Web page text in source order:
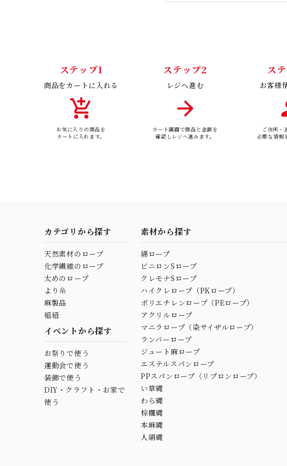
ステップ1
商品をカートに入れる
add_shopping_cart
お気に入りの商品を
カートに入れます。
ステップ2
レジへ進む
arrow_forward
カート画面で商品と金額を
確認しレジへ進みます。
ス
お客様
ご住所・
必要な情報
カテゴリから探す
天然素材のロープ
化学繊維のロープ
太めのロープ
より糸
麻製品
組紐
イベントから探す
お祭りで使う
運動会で使う
装飾で使う
DIY・クラフト・お家で
使う
素材から探す
綿ロープ
ビニロンSロープ
クレモナSロープ
ハイクレロープ（PKロープ）
ポリエチレンロープ（PEロープ）
アクリルロープ
マニラロープ（染サイザルロープ）
ランバーロープ
ジュート麻ロープ
エステルスパンロープ
PPスパンロープ（リプロンロープ）
い草縄
わら縄
棕櫚縄
本麻縄
人絹縄